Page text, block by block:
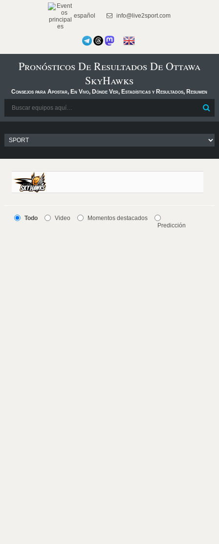
español info@live2sport.com
Pronósticos De Resultados De Ottawa
SkyHawks
Consejos para Apostar, En Vivo, Dónde Ver, Estadísticas y Resultados, Resumen
Todo Video
Momentos destacados
Predicción